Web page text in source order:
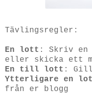
Tävlingsregler:
En lott : Skriv en
eller skicka ett
En till lott :
Ytterligare en
från er blogg